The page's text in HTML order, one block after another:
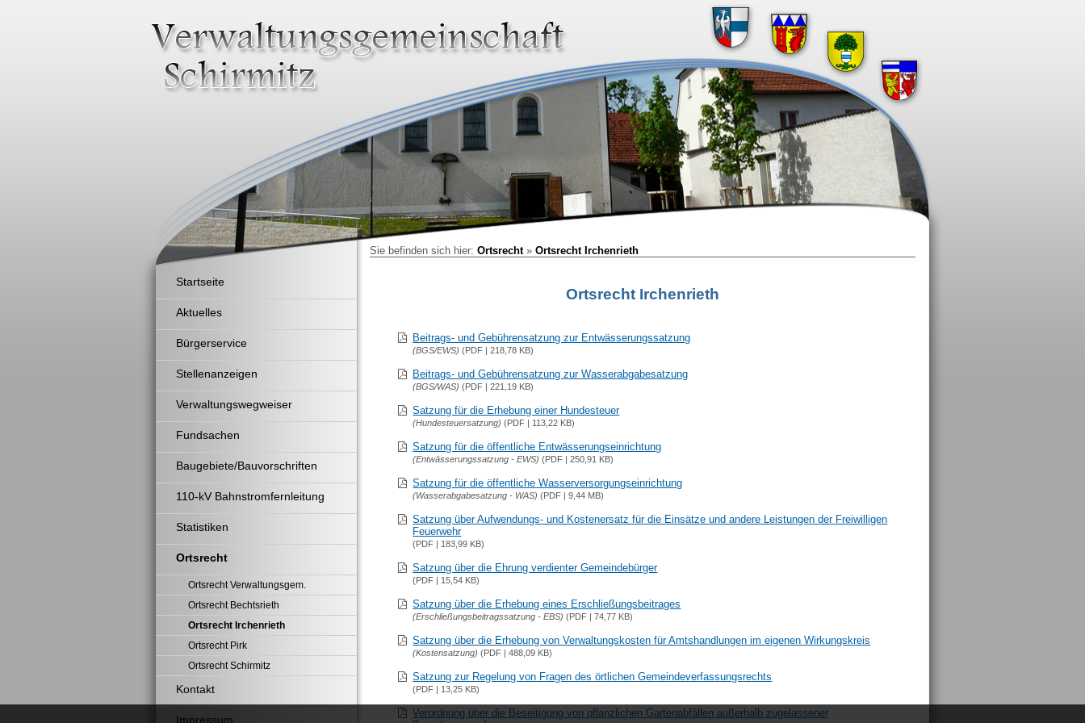
Startseite
Aktuelles
Bürgerservice
Stellenanzeigen
Verwaltungswegweiser
Fundsachen
Baugebiete/Bauvorschriften
110-kV Bahnstromfernleitung
Statistiken
Ortsrecht
Ortsrecht Verwaltungsgem.
Ortsrecht Bechtsrieth
Ortsrecht Irchenrieth
Ortsrecht Pirk
Ortsrecht Schirmitz
Kontakt
Impressum
Sie befinden sich hier: Ortsrecht» Ortsrecht Irchenrieth
Ortsrecht Irchenrieth
Beitrags- und Gebührensatzung zur Entwässerungssatzung
(BGS/EWS) (PDF | 218,78 KB)
Beitrags- und Gebührensatzung zur Wasserabgabesatzung
(BGS/WAS) (PDF | 221,19 KB)
Satzung für die Erhebung einer Hundesteuer
(Hundesteuersatzung) (PDF | 113,22 KB)
Satzung für die öffentliche Entwässerungseinrichtung
(Entwässerungssatzung - EWS) (PDF | 250,91 KB)
Satzung für die öffentliche Wasserversorgungseinrichtung
(Wasserabgabesatzung - WAS) (PDF | 9,44 MB)
Satzung über Aufwendungs- und Kostenersatz für die Einsätze und andere Leistungen der Freiwilligen
Feuerwehr
(PDF | 183,99 KB)
Satzung über die Ehrung verdienter Gemeindebürger
(PDF | 15,54 KB)
Satzung über die Erhebung eines Erschließungsbeitrages
(Erschließungsbeitragssatzung - EBS) (PDF | 74,77 KB)
Satzung über die Erhebung von Verwaltungskosten für Amtshandlungen im eigenen Wirkungskreis
(Kostensatzung) (PDF | 488,09 KB)
Satzung zur Regelung von Fragen des örtlichen Gemeindeverfassungsrechts
(PDF | 13,25 KB)
Verordnung über die Beseitigung von pflanzlichen Gartenabfällen außerhalb zugelassener